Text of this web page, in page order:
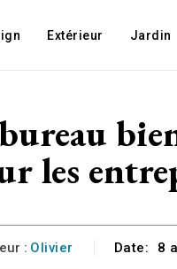
Extérieur Jardin
les
: Olivier Date: 8